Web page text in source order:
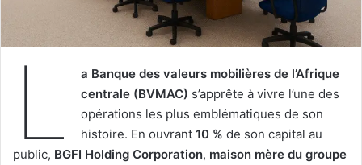
L
a Banque des valeurs mobilières de l’Afrique
centrale (BVMAC) s’apprête à vivre l’une des
opérations les plus emblématiques de son
histoire. En ouvrant10 % de son capital au
public, BGFI Holding Corporation, maison mère du groupe